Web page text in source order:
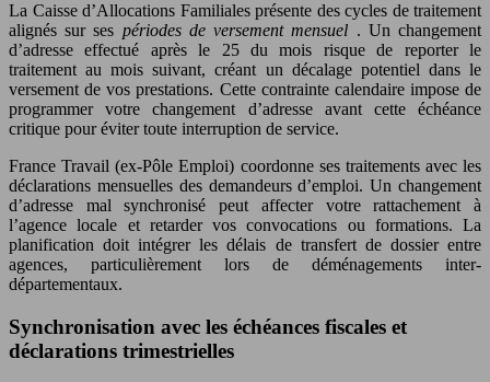
La Caisse d’Allocations Familiales présente des cycles de traitement
alignés sur ses périodes de versement mensuel . Un changement
d’adresse effectué après le 25 du mois risque de reporter le
traitement au mois suivant, créant un décalage potentiel dans le
versement de vos prestations. Cette contrainte calendaire impose de
programmer votre changement d’adresse avant cette échéance
critique pour éviter toute interruption de service.
France Travail (ex-Pôle Emploi) coordonne ses traitements avec les
déclarations mensuelles des demandeurs d’emploi. Un changement
d’adresse mal synchronisé peut affecter votre rattachement à
l’agence locale et retarder vos convocations ou formations. La
planification doit intégrer les délais de transfert de dossier entre
agences, particulièrement lors de déménagements inter-
départementaux.
Synchronisation avec les échéances fiscales et
déclarations trimestrielles